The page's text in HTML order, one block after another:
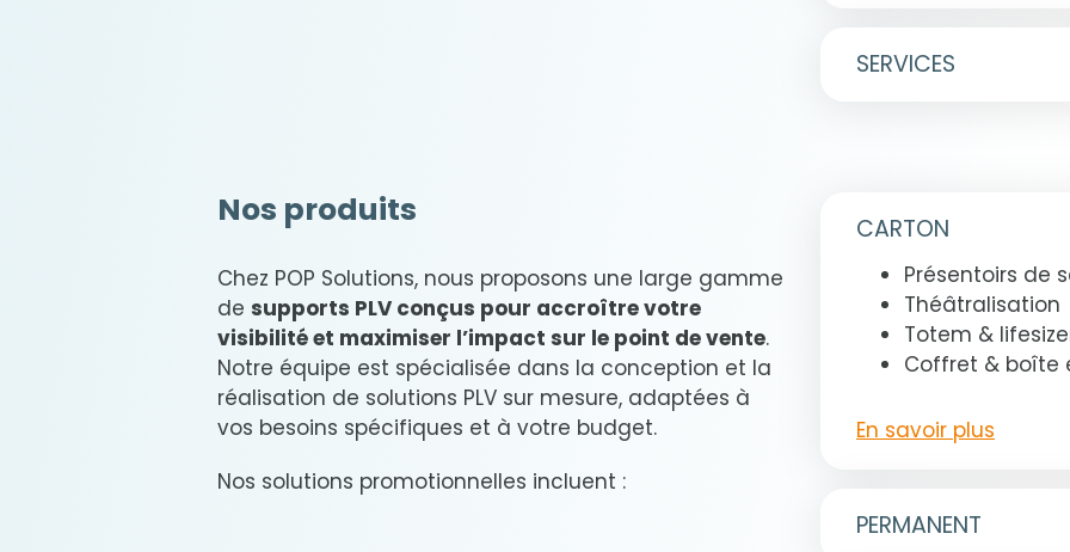
Le groupe POP
équipe de
de production
& Liège)
Production
Production
Impression
Nous privilégions
fournisseurs
CO2.
SERVICES
Stockage
Installation de
NOUVEAU : Calcul
Nous
durable. Grâce à
proposons un
Nos produits
Chez POP Solutions, nous proposons une large gamme
de supports PLV conçus pour accroître votre
visibilité et maximiser l’impact sur le point de vente.
Notre équipe est spécialisée dans la conception et la
réalisation de solutions PLV sur mesure, adaptées à
vos besoins spécifiques et à votre budget.
Nos solutions promotionnelles incluent :
CARTON
Présentoirs de
Théâtralisation
Totem &
Coffret & boîte
En savoir plus
PERMANENT